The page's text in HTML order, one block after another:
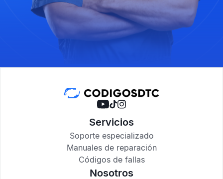
Servicios
Soporte especializado
Manuales de reparación
Códigos de fallas
Nosotros